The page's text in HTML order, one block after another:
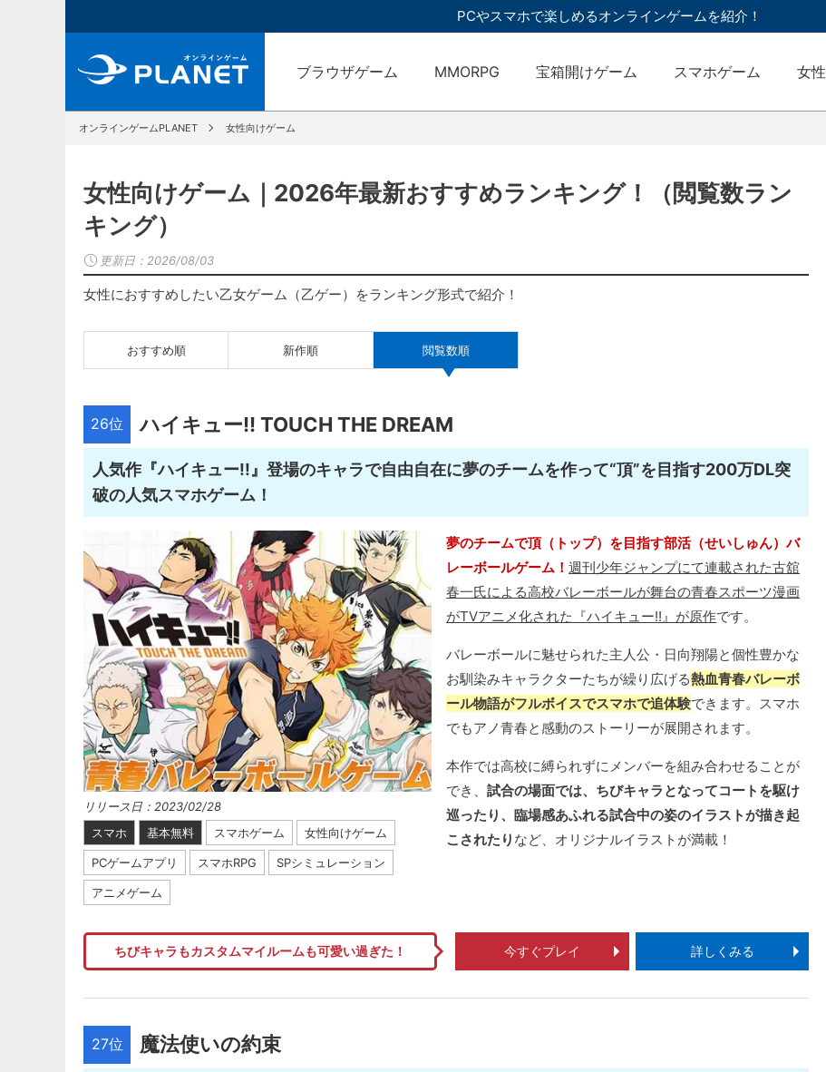
PCやスマホで楽しめるオンラインゲームを紹介！
ブラウザゲーム MMORPG 宝箱開けゲーム スマホゲーム 女
オンラインゲームPLANET 女性向けゲーム
女性向けゲーム｜2026年最新おすすめランキング！（閲覧数ラン
キング）
更新日： 2026/08/03
女性におすすめしたい乙女ゲーム（乙ゲー）をランキング形式で紹介！
おすすめ順 新作順 閲覧数順
26位 ハイキュー!! TOUCH THE DREAM
人気作『ハイキュー!!』登場のキャラで自由自在に夢のチームを作って“頂”を目指す200万DL突
破の人気スマホゲーム！
リリース日：2023/02/28
スマホ
基本無料 スマホゲーム 女性向けゲーム
PCゲームアプリ スマホRPG SPシミュレーション
アニメゲーム
夢のチームで頂（トップ）を目指す部活（せいしゅん）バ
レーボールゲーム！週刊少年ジャンプにて連載された古舘
春一氏による高校バレーボールが舞台の青春スポーツ漫画
がTVアニメ化された『ハイキュー!!』が原作です。
バレーボールに魅せられた主人公・日向翔陽と個性豊かな
お馴染みキャラクターたちが繰り広げる熱血青春バレーボ
ール物語がフルボイスでスマホで追体験できます。スマホ
でもアノ青春と感動のストーリーが展開されます。
本作では高校に縛られずにメンバーを組み合わせることが
でき、試合の場面では、ちびキャラとなってコートを駆け
巡ったり、臨場感あふれる試合中の姿のイラストが描き起
こされたり など、オリジナルイラストが満載！
ちびキャラもカスタムマイルームも可愛い過ぎた！ 今すぐプレイ 詳しくみる
27位 魔法使いの約束